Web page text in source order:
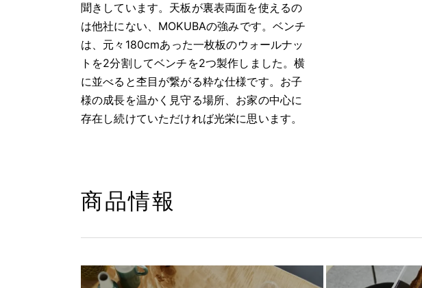
聞きしています。天板が裏表両面を使えるの
は他社にない、MOKUBAの強みです。ベンチ
は、元々180cmあった一枚板のウォールナッ
トを2分割してベンチを2つ製作しました。横
に並べると杢目が繋がる粋な仕様です。お子
様の成長を温かく見守る場所、お家の中心に
存在し続けていただければ光栄に思います。
商品情報